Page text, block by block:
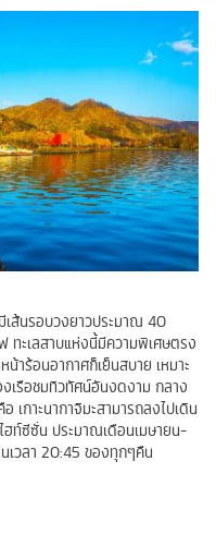
เส้นรอบวงยาวประมาณ 40
ทะเลสาบแห่งนี้มีความพิเศษตรง
าร้อนอากาศก็เย็นสบาย เหมาะ
เรือชมทิวทัศน์อันงดงาม กลาง
เกาะนากาจิมะสามารถลงไปเดิน
ฮท์ซีซั่น ประมาณเดือนเมษายน-
เวลา 20:45 ของทุกๆคืน